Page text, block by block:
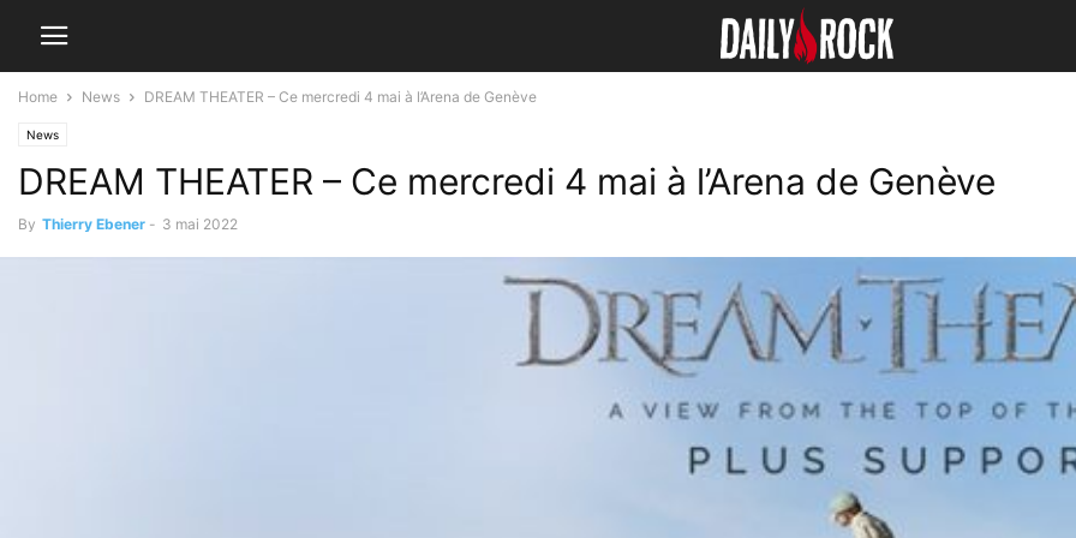
Home News DREAM THEATER – Ce mercredi 4 mai à l’Arena de Genève
News
DREAM THEATER – Ce mercredi 4 mai à l’Arena de Genève
By Thierry Ebener - 3 mai 2022